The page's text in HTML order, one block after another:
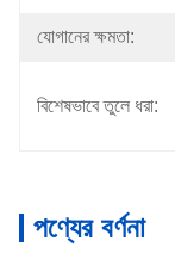
যোগানের ক্ষমতা:
বিশেষভাবে তুলে ধরা:
পণ্যের বর্ণনা